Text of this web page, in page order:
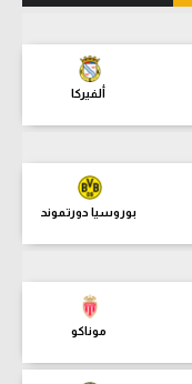
ألفيركا
بوروسيا دورتموند
موناكو